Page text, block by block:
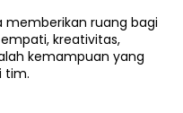
memberikan ruang bagi
kreativitas,
kemampuan yang
tim.